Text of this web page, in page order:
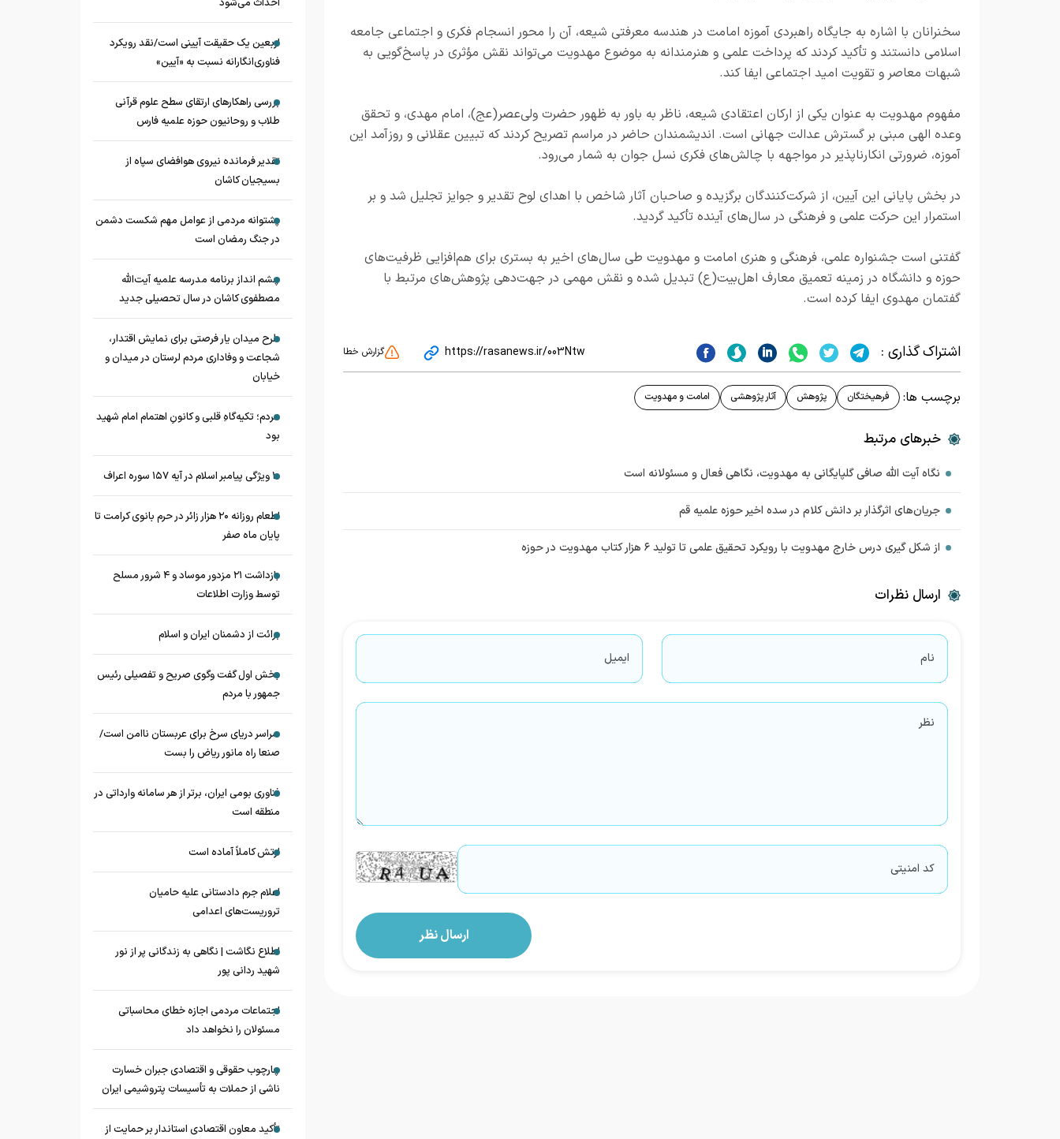
سخنرانان با اشاره به جایگاه راهبردی آموزه امامت در هندسه معرفتی شیعه، آن را محور انسجام فکری و اجتماعی جامعه
اسلامی دانستند و تأکید کردند که پرداخت علمی و هنرمندانه به موضوع مهدویت می‌تواند نقش مؤثری در پاسخ‌گویی به
شبهات معاصر و تقویت امید اجتماعی ایفا کند.
مفهوم مهدویت به عنوان یکی از ارکان اعتقادی شیعه، ناظر به باور به ظهور حضرت ولی‌عصر(عج)، امام مهدی، و تحقق
وعده الهی مبنی بر گسترش عدالت جهانی است. اندیشمندان حاضر در مراسم تصریح کردند که تبیین عقلانی و روزآمد این
آموزه، ضرورتی انکارناپذیر در مواجهه با چالش‌های فکری نسل جوان به شمار می‌رود.
در بخش پایانی این آیین، از شرکت‌کنندگان برگزیده و صاحبان آثار شاخص با اهدای لوح تقدیر و جوایز تجلیل شد و بر
استمرار این حرکت علمی و فرهنگی در سال‌های آینده تأکید گردید.
گفتنی است جشنواره علمی، فرهنگی و هنری امامت و مهدویت طی سال‌های اخیر به بستری برای هم‌افزایی ظرفیت‌های
حوزه و دانشگاه در زمینه تعمیق معارف اهل‌بیت(ع) تبدیل شده و نقش مهمی در جهت‌دهی پژوهش‌های مرتبط با
گفتمان مهدوی ایفا کرده است.
اشتراک گذاری : https://rasanews.ir/003Ntw گزارش خطا
برچسب ها: فرهیختگان پژوهش آثار پژوهشی امامت و مهدویت
خبرهای مرتبط
نگاه آیت الله صافی گلپایگانی به مهدویت، نگاهی فعال و مسئولانه است
جریان‌های اثرگذار بر دانش کلام در سده اخیر حوزه علمیه قم
از شکل گیری درس خارج مهدویت با رویکرد تحقیق علمی تا تولید ۶ هزار کتاب مهدویت در حوزه
ارسال نظرات
احداث می‌شود
اربعین یک حقیقت آیینی است/نقد رویکرد
فناوری‌انگارانه نسبت به «آیین»
بررسی راهکارهای ارتقای سطح علوم قرآنی
طلاب و روحانیون حوزه علمیه فارس
تقدیر فرمانده نیروی هوافضای سپاه از
بسیجیان کاشان
پشتوانه مردمی از عوامل مهم شکست دشمن
در جنگ رمضان است
چشم‌ انداز برنامه مدرسه علمیه آیت‌الله
مصطفوی کاشان در سال تحصیلی جدید
طرح میدان یار فرصتی برای نمایش اقتدار،
شجاعت و وفاداری مردم لرستان در میدان و
خیابان
مردم؛ تکیه‌گاهِ قلبی و کانونِ اهتمام امام شهید
بود
۱۰ ویژگی پیامبر اسلام در آیه ۱۵۷ سوره اعراف
اطعام روزانه ۲۰ هزار زائر در حرم بانوی کرامت تا
پایان ماه صفر
بازداشت ۲۱ مزدور موساد و ۴ شرور مسلح
توسط وزارت اطلاعات
برائت از دشمنان ایران و اسلام
بخش اول گفت وگوی صریح و تفصیلی رئیس
جمهور با مردم
سراسر دریای سرخ برای عربستان ناامن است/
صنعا راه مانور ریاض را بست
فناوری بومی ایران، برتر از هر سامانه وارداتی در
منطقه است
ارتش کاملاً آماده است
اعلام جرم دادستانی علیه حامیان
تروریست‌های اعدامی
اطلاع نگاشت | نگاهی به زندگانی پر از نور
شهید ردانی پور
اجتماعات مردمی اجازه خطای محاسباتی
مسئولان را نخواهد داد
چارچوب حقوقی و اقتصادی جبران خسارت
ناشی از حملات به تأسیسات پتروشیمی ایران
تأکید معاون اقتصادی استاندار بر حمایت از